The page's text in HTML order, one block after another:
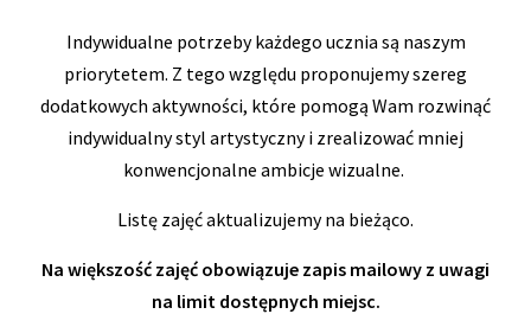
Indywidualne potrzeby każdego ucznia są naszym
priorytetem. Z tego względu proponujemy szereg
dodatkowych aktywności, które pomogą Wam rozwinąć
indywidualny styl artystyczny i zrealizować mniej
konwencjonalne ambicje wizualne.
Listę zajęć aktualizujemy na bieżąco.
Na większość zajęć obowiązuje zapis mailowy z uwagi
na limit dostępnych miejsc.